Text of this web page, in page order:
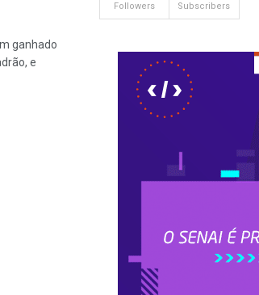
ganhado
e
Followers Subscribers